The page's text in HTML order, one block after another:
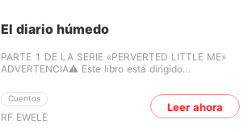
El diario húmedo
Cuentos
RF EWELE
PARTE 1 DE LA SERIE «PERVERTED LITTLE ME»
ADVERTENCIA⚠️ Este libro está dirigido
erótica y el BDSM. ¡No pienses en otra cosa! Sí, es
una historia obscena, pero no es lo que estás
pensando, amigo. Cada capítulo de este diario son
Leer ahora